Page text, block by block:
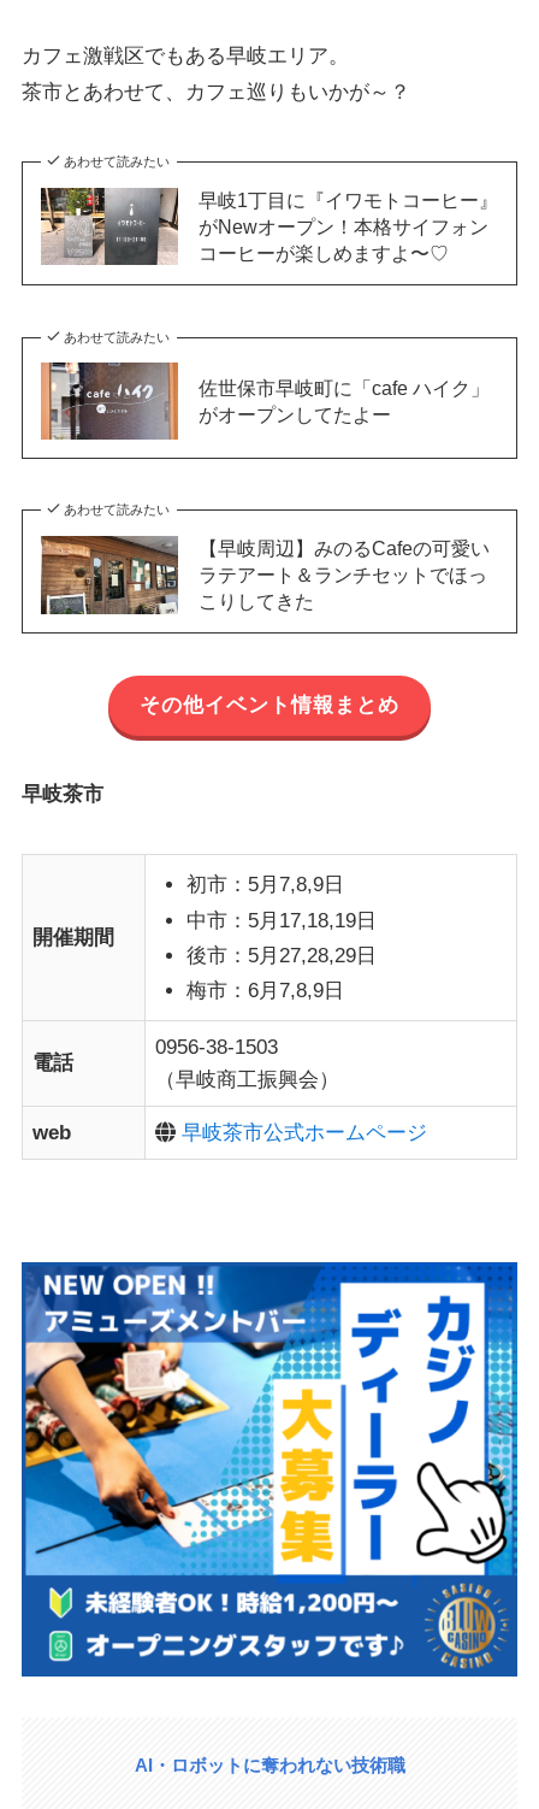
カフェ激戦区でもある早岐エリア。
茶市とあわせて、カフェ巡りもいかが～？
あわせて読みたい
早岐1丁目に『イワモトコーヒー』
がNewオープン！本格サイフォン
コーヒーが楽しめますよ〜♡
あわせて読みたい
佐世保市早岐町に「cafe ハイク」
がオープンしてたよー
あわせて読みたい
【早岐周辺】みのるCafeの可愛い
ラテアート＆ランチセットでほっ
こりしてきた
その他イベント情報まとめ
早岐茶市
開催期間
初市：5月7,8,9日
中市：5月17,18,19日
後市：5月27,28,29日
梅市：6月7,8,9日
電話
0956-38-1503
（早岐商工振興会）
web 早岐茶市公式ホームページ
AI・ロボットに奪われない技術職